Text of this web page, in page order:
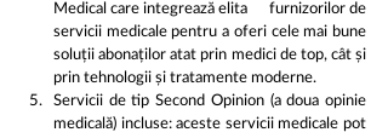
Medical care integrează elita      furnizorilor de
servicii medicale pentru a oferi cele mai bune
soluții abonaților atat prin medici de top, cât și
prin tehnologii și tratamente moderne.
Servicii de tip Second Opinion (a doua opinie
medicală) incluse: aceste servicii medicale pot